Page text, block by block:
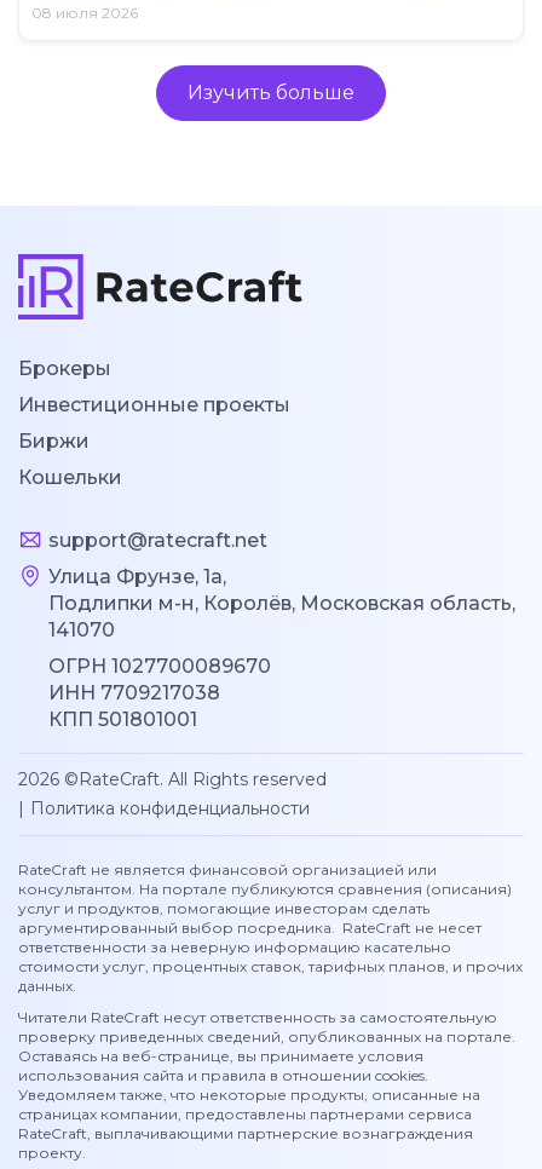
08 июля 2026
Изучить больше
Брокеры
Инвестиционные проекты
Биржи
Кошельки
support@ratecraft.net
Улица Фрунзе, 1а,
Подлипки м-н, Королёв, Московская область,
141070
ОГРН 1027700089670
ИНН 7709217038
КПП 501801001
2026 ©RateCraft. All Rights reserved
| Политика конфиденциальности
RateCraft не является финансовой организацией или
консультантом. На портале публикуются сравнения (описания)
услуг и продуктов, помогающие инвесторам сделать
аргументированный выбор посредника. RateCraft не несет
ответственности за неверную информацию касательно
стоимости услуг, процентных ставок, тарифных планов, и прочих
данных.
Читатели RateCraft несут ответственность за самостоятельную
проверку приведенных сведений, опубликованных на портале.
Оставаясь на веб-странице, вы принимаете условия
использования сайта и правила в отношении cookies.
Уведомляем также, что некоторые продукты, описанные на
страницах компании, предоставлены партнерами сервиса
RateCraft, выплачивающими партнерские вознаграждения
проекту.